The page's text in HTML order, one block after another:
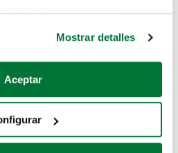
sobre su ubicación geográfica
analizándolo activamente
específicas (huellas
Mostrar detalles
Aceptar